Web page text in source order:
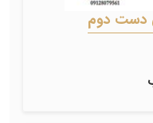
دست دوم